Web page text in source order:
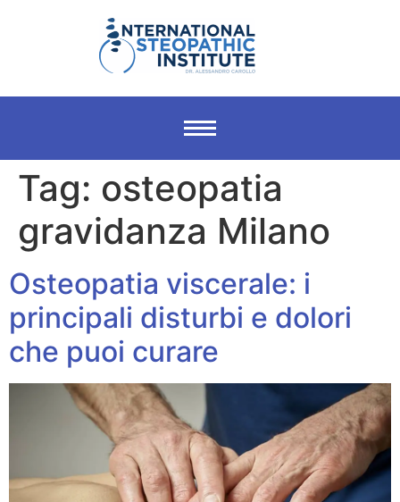
Tag: osteopatia
gravidanza Milano
Osteopatia viscerale: i
principali disturbi e dolori
che puoi curare